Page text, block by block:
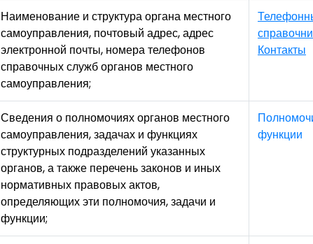
Наименование и структура органа местного
самоуправления, почтовый адрес, адрес
электронной почты, номера телефонов
справочных служб органов местного
самоуправления;
Контакты
Сведения о полномочиях органов местного
самоуправления, задачах и функциях
структурных подразделений указанных
органов, а также перечень законов и иных
нормативных правовых актов,
определяющих эти полномочия, задачи и
функции;
функции